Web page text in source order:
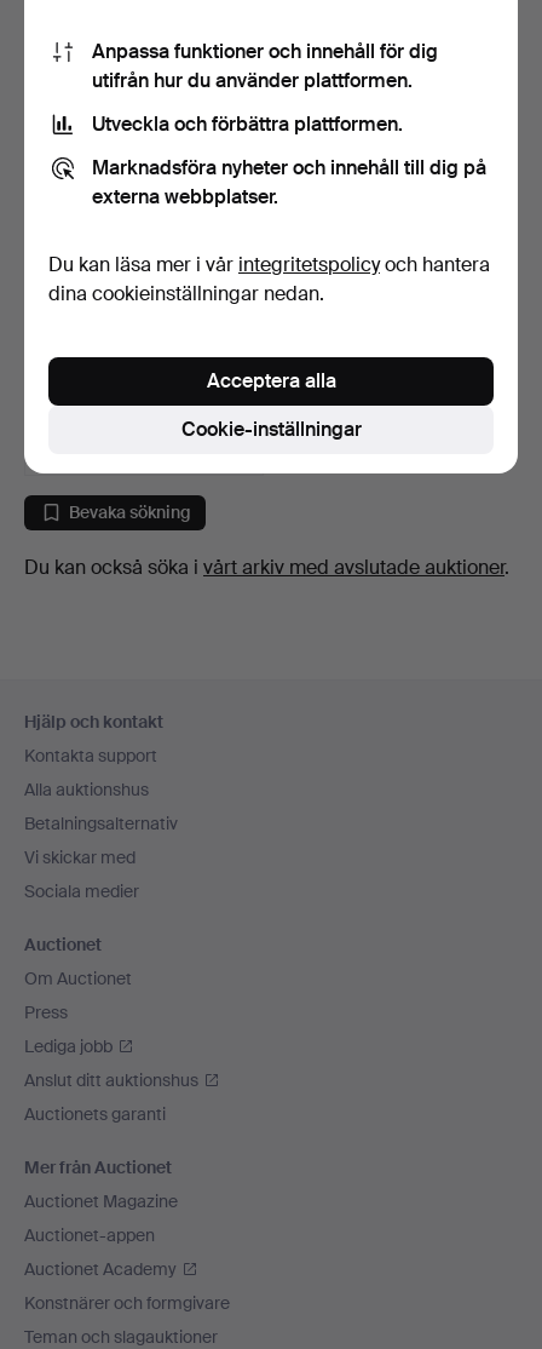
40 USD 317 USD
Hartford, "Legitimu…
7 dagar
Bevaka sökning
Du kan också söka i vårt arkiv med avslutade auktioner.
Hjälp och kontakt
Kontakta support
Alla auktionshus
Betalningsalternativ
Vi skickar med
Sociala medier
Auctionet
Om Auctionet
Press
Lediga jobb
Anslut ditt auktionshus
Auctionets garanti
Mer från Auctionet
Auctionet Magazine
Auctionet-appen
Auctionet Academy
Konstnärer och formgivare
Teman och slagauktioner
Anpassa funktioner och innehåll för dig
utifrån hur du använder plattformen.
Utveckla och förbättra plattformen.
Marknadsföra nyheter och innehåll till dig på
externa webbplatser.
Du kan läsa mer i vår integritetspolicyoch hantera
dina cookieinställningar nedan.
Cookie-inställningar
Acceptera alla